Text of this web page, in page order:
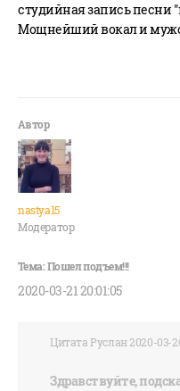
студийная запись песни
Мощнейший вокал и
nastya15
Модератор
2020-03-21 20:01:05
Цитата Руслан 2020-03-
Здравствуйте,